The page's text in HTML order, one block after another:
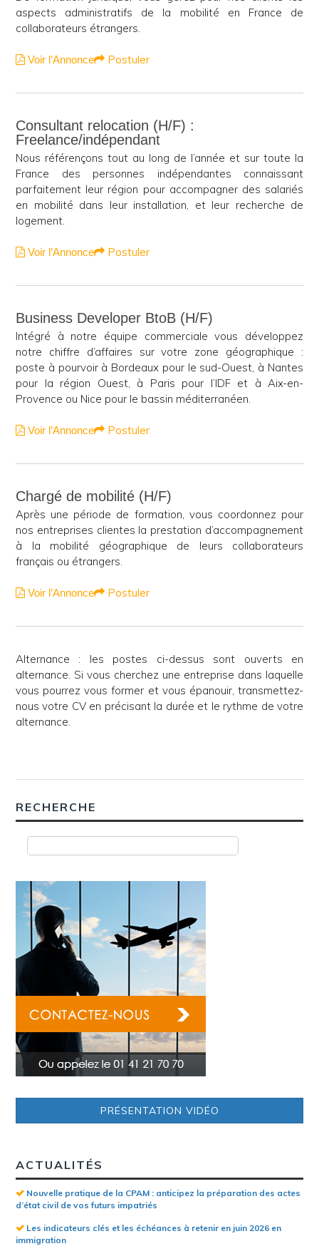
aspects administratifs de la mobilité en France de
collaborateurs étrangers.
Voir l’Annonce Postuler
Consultant relocation (H/F) :
Freelance/indépendant
Nous référençons tout au long de l’année et sur toute la
France des personnes indépendantes connaissant
parfaitement leur région pour accompagner des salariés
en mobilité dans leur installation, et leur recherche de
logement.
Voir l’Annonce Postuler
Business Developer BtoB (H/F)
Intégré à notre équipe commerciale vous développez
notre chiffre d’affaires sur votre zone géographique :
poste à pourvoir à Bordeaux pour le sud-Ouest, à Nantes
pour la région Ouest, à Paris pour l’IDF et à Aix-en-
Provence ou Nice pour le bassin méditerranéen.
Voir l’Annonce Postuler
Chargé de mobilité (H/F)
Après une période de formation, vous coordonnez pour
nos entreprises clientes la prestation d’accompagnement
à la mobilité géographique de leurs collaborateurs
français ou étrangers.
Voir l’Annonce Postuler
Alternance : les postes ci-dessus sont ouverts en
alternance. Si vous cherchez une entreprise dans laquelle
vous pourrez vous former et vous épanouir, transmettez-
nous votre CV en précisant la durée et le rythme de votre
alternance.
RECHERCHE
PRÉSENTATION VIDÉO
ACTUALITÉS
Nouvelle pratique de la CPAM : anticipez la préparation des actes
d’état civil de vos futurs impatriés
Les indicateurs clés et les échéances à retenir en juin 2026 en
immigration